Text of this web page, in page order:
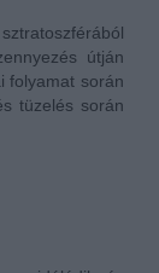
útján
folyamat során
tüzelés során